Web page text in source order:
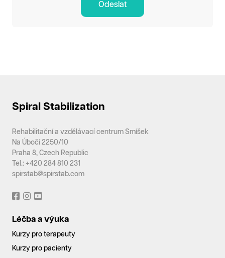
Odeslat
Spiral Stabilization
Rehabilitační a vzdělávací centrum Smíšek
Na Úbočí 2250/10
Praha 8, Czech Republic
Tel.: +420 284 810 231
spirstab@spirstab.com
Léčba a výuka
Kurzy pro terapeuty
Kurzy pro pacienty